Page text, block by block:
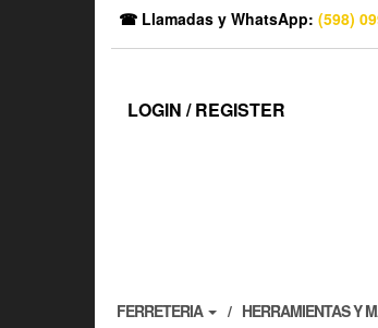
☎ Llamadas y WhatsApp: (598)
LOGIN / REGISTER
FERRETERIA HERRAMIENTAS Y